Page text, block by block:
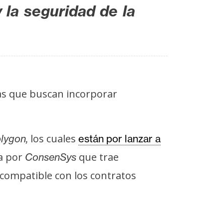
seguridad de la
que buscan incorporar
los cuales están por lanzar a
por ConsenSys que trae
con los contratos